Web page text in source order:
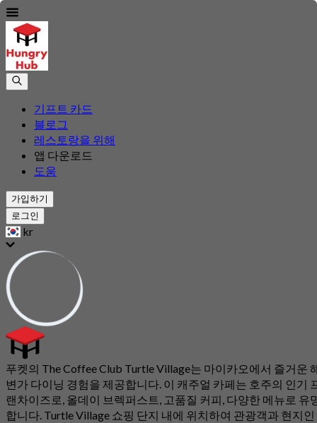
기프트 카드
블로그
레스토랑을 위해
앱 다운로드
도움
가입하기
로그인
kr
푸켓의 The Coffee Club Turtle Village는 마이카오에서 즐거운
변가 다이닝 경험을 제공합니다. 이 캐주얼 카페는 호주의 인기
랜차이즈로, 올데이 브렉퍼스트, 고품질 커피, 다양한 메뉴로 유
합니다. Turtle Village 쇼핑 단지 내에 위치하여 관광객과 현지인